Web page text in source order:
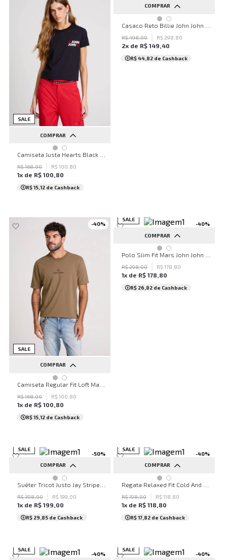
SALE
COMPRAR
PP P M G
R$168,00 R$ 100 80
1x de R$ 100,80
R$ 15,12 de Cashback
COMPRAR
G GG
R$498,00 R$ 298 80
2x de R$ 149 40
R$ 44,82 de Cashback
SALE
-40%
COMPRAR
PP P M GG
R$168,00 R$ 100 80
1x de R$ 100,80
R$ 15,12 de Cashback
SALE
-40%
COMPRAR
PP P M G GG
R$298,00 R$ 178 80
1x de R$ 178,80
R$ 26,82 de Cashback
SALE
-50%
COMPRAR
P M G GG
R$398,00 R$ 199 00
1x de R$ 199,00
R$ 29,85 de Cashback
SALE
-40%
COMPRAR
P M
R$198,00 R$ 118 80
1x de R$ 118,80
R$ 17,82 de Cashback
SALE
-40%
SALE
-40%